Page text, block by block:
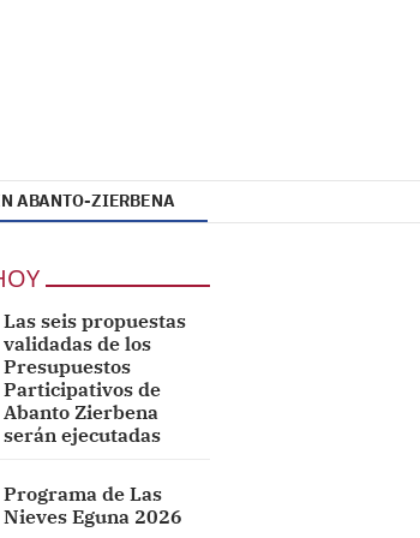
ABANTO-ZIERBENA
Las seis propuestas
validadas de los
Presupuestos
Participativos de
Abanto Zierbena
serán ejecutadas
Programa de Las
Nieves Eguna 2026